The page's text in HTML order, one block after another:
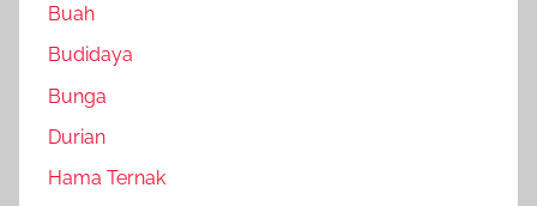
Buah
Budidaya
Bunga
Durian
Hama Ternak